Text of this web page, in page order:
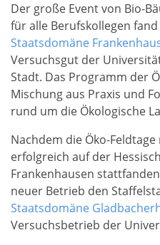
Der große Event von Bio-
für alle Berufskollegen
Staatsdomäne
Versuchsgut der
Stadt. Das Programm der
Mischung aus Praxis und
rund um die Ökologische
Nachdem die Öko-
erfolgreich auf der
Frankenhausen
neuer Betrieb den
Staatsdomäne
Versuchsbetrieb der